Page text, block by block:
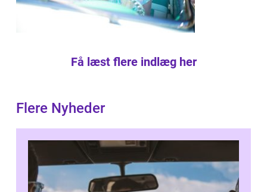
Få læst flere indlæg her
Flere Nyheder